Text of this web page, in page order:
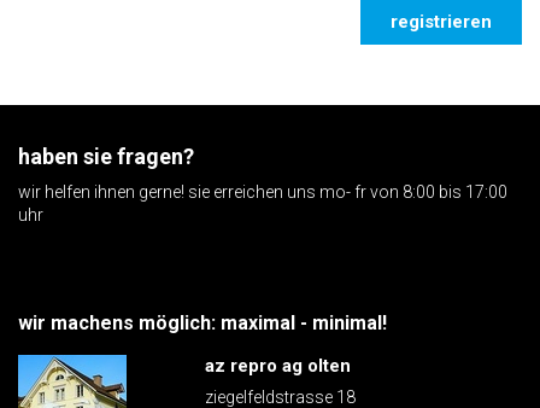
registrieren
haben sie fragen?
wir helfen ihnen gerne! sie erreichen uns mo- fr von 8:00 bis 17:00
uhr
wir machens möglich: maximal - minimal!
az repro ag olten
ziegelfeldstrasse 18